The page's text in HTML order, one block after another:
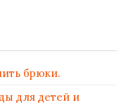
брюки.
для детей и